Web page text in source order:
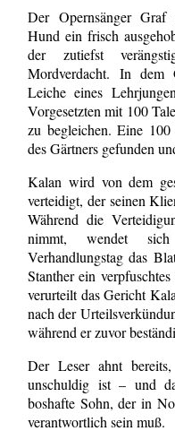
Der Opernsänger Graf
Hund ein frisch
der zutiefst
Mordverdacht. In dem
Leiche eines
Vorgesetzten mit 100
zu begleichen. Eine
des Gärtners gefunden
Kalan wird von dem
verteidigt, der seinen
Während die
nimmt, wendet
Verhandlungstag das
Stanther ein
verurteilt das Gericht
nach der
während er zuvor
Der Leser ahnt
unschuldig ist – und
boshafte Sohn, der in
verantwortlich sein muß.